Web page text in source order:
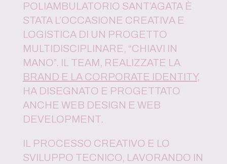
POLIAMBULATORIO SANT’AGATA È
STATA L’OCCASIONE CREATIVA E
LOGISTICA DI UN PROGETTO
MULTIDISCIPLINARE, “CHIAVI IN
MANO”. IL TEAM, REALIZZATE LA
BRAND E LA CORPORATE IDENTITY,
HA DISEGNATO E PROGETTATO
ANCHE WEB DESIGN E WEB
DEVELOPMENT.
IL PROCESSO CREATIVO E LO
SVILUPPO TECNICO, LAVORANDO IN